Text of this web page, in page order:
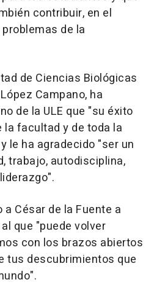
contribuir, en el
de la
de Ciencias Biológicas
Campano, ha
de la ULE que "su éxito
la facultad y de toda la
le ha agradecido "ser un
trabajo, autodisciplina,
César de la Fuente a
que "puede volver
con los brazos abiertos
tus descubrimientos que